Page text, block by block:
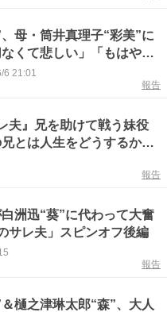
母・筒井真理子“彩美”に
くて悲しい」「もはや可
ヶ月のサレ夫＞
6 21:01
報告
夫』兄を助けて戦う妹役
とは人生をどうするか深
報告
洲迅“葵”に代わって大奮
サレ夫」スピンオフ後編
報告
樋之津琳太郎“森”、大人